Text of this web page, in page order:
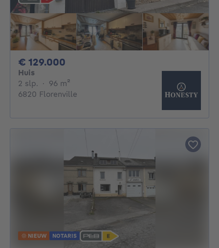
€ 129.000
Huis
2 slp. 2 slaapkamers
· 96 m²
6820 Florenville
NIEUW NOTARIS